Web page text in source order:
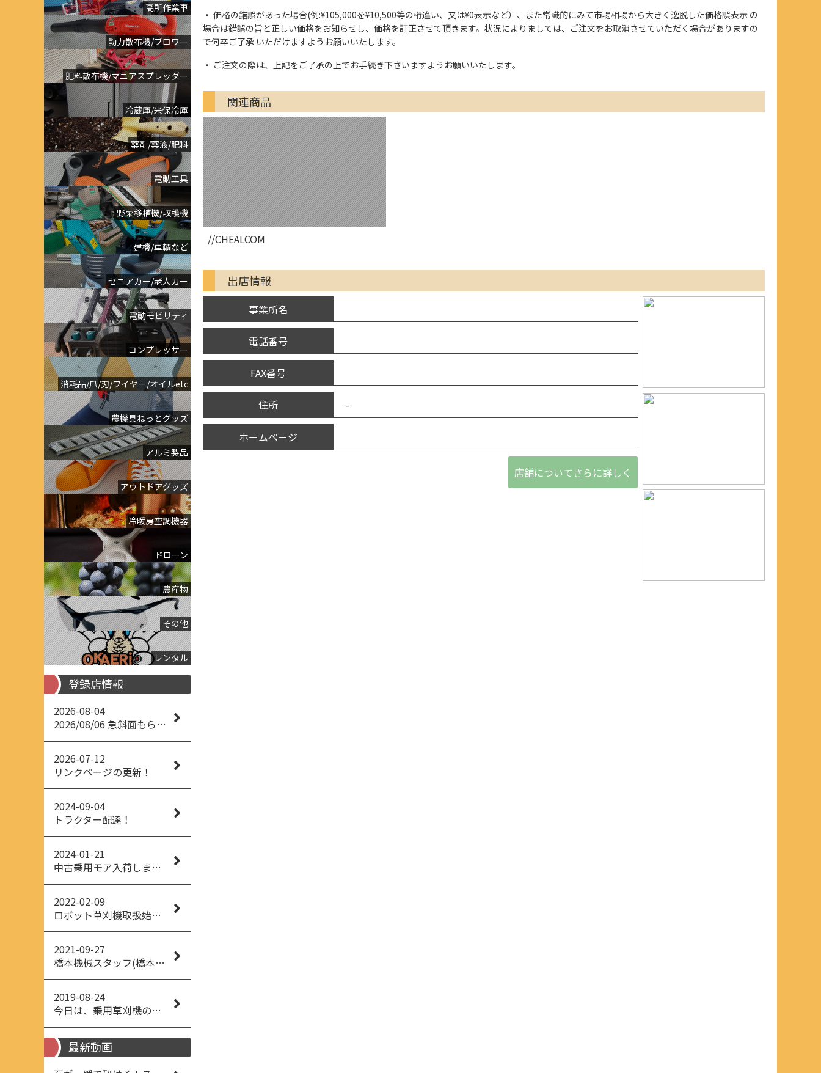
高所作業車
動力散布機/ブロワー
肥料散布機/マニアスプレッダー
冷蔵庫/米保冷庫
薬剤/薬液/肥料
電動工具
野菜移植機/収穫機
建機/車輌など
セニアカー/老人カー
電動モビリティ
コンプレッサー
消耗品/爪/刃/ワイヤー/オイルetc
農機具ねっとグッズ
アルミ製品
アウトドアグッズ
冷暖房空調機器
ドローン
農産物
その他
レンタル
登録店情報
2026-08-04
2026/08/06 急斜面もらくらく草刈り
2026-07-12
リンクページの更新！
2024-09-04
トラクター配達！
2024-01-21
中古乗用モア入荷しました！
2022-02-09
ロボット草刈機取扱始めました！
2021-09-27
橋本機械スタッフ(橋本機械(株))
2019-08-24
今日は、乗用草刈機の納品でした！ 流行りの、4WD！ #イセキアグリ #オーレック #四駆 #増税間近
最新動画
価格の錯誤があった場合(例:¥105,000を¥10,500等の桁違い、又は¥0表示など）、また常識的にみて市場相場から大きく逸脱した価格誤表示 の
場合は錯誤の旨と正しい価格をお知らせし、価格を訂正させて頂きます。状況によりましては、ご注文をお取消させていただく場合がありますの
で何卒ご了承 いただけますようお願いいたします。
ご注文の際は、上記をご了承の上でお手続き下さいますようお願いいたします。
関連商品
//CHEALCOM
出店情報
事業所名
電話番号
FAX番号
住所 -
ホームページ
店舗についてさらに詳しく